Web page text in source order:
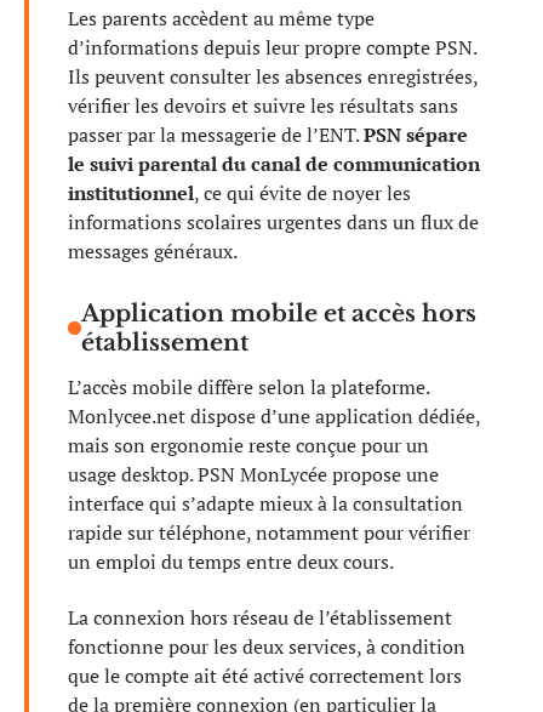
Les parents accèdent au même type
d’informations depuis leur propre compte PSN.
Ils peuvent consulter les absences enregistrées,
vérifier les devoirs et suivre les résultats sans
passer par la messagerie de l’ENT.PSN sépare
le suivi parental du canal de communication
institutionnel, ce qui évite de noyer les
informations scolaires urgentes dans un flux de
messages généraux.
Application mobile et accès hors
établissement
L’accès mobile diffère selon la plateforme.
Monlycee.net dispose d’une application dédiée,
mais son ergonomie reste conçue pour un
usage desktop. PSN MonLycée propose une
interface qui s’adapte mieux à la consultation
rapide sur téléphone, notamment pour vérifier
un emploi du temps entre deux cours.
La connexion hors réseau de l’établissement
fonctionne pour les deux services, à condition
que le compte ait été activé correctement lors
de la première connexion (en particulier la